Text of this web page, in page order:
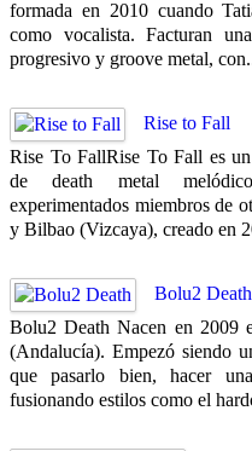
formada en 2010 cuando
como vocalista. Facturan
progresivo y groove metal,
Rise to Fall
Rise To FallRise To Fall es
de death metal
experimentados miembros de
y Bilbao (Vizcaya), creado en
Bolu2 Death
Bolu2 Death Nacen en 2009
(Andalucía). Empezó siendo
que pasarlo bien, hacer
fusionando estilos como el